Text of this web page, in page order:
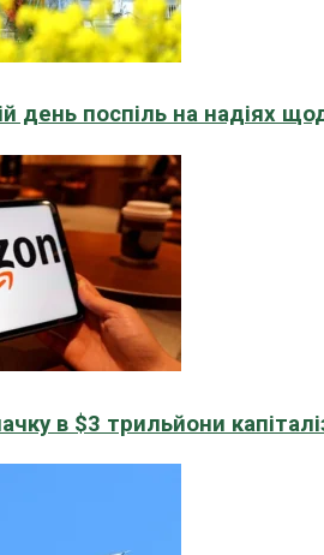
день поспіль на надіях
в $3 трильйони